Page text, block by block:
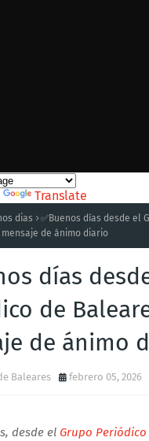
Translate
dias
✅Buenos días desde el
mensaje de ánimo diario
días
de
de ánimo
Baleares febrero 05, 2026
desde el Grupo